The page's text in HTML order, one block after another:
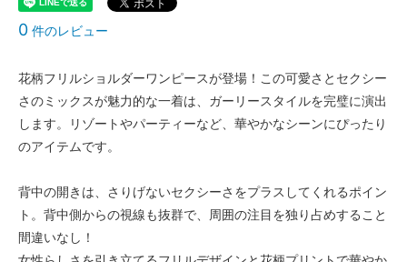
0 件のレビュー
花柄フリルショルダーワンピースが登場！この可愛さとセクシー
さのミックスが魅力的な一着は、ガーリースタイルを完璧に演出
します。リゾートやパーティーなど、華やかなシーンにぴったり
のアイテムです。
背中の開きは、さりげないセクシーさをプラスしてくれるポイン
ト。背中側からの視線も抜群で、周囲の注目を独り占めすること
間違いなし！